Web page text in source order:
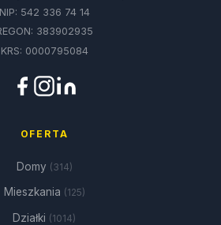
NIP: 542 336 74 14
383902935
KRS: 0000795084
OFERTA
Domy (314)
Mieszkania (125)
Działki (1014)